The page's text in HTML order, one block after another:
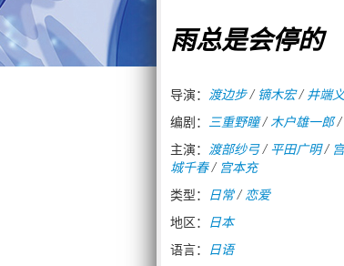
雨总是会停的
导演： 渡边步/ 镝木宏/井端
编剧： 三重野瞳/木户雄一郎/
主演： 渡部纱弓/平田广明/
城千春/ 宫本充
类型： 日常/恋爱
地区： 日本
语言： 日语